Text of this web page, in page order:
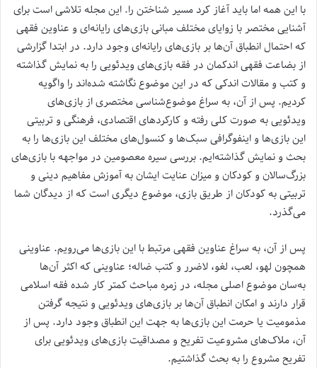
با این همه اما باید آغاز کرد مسیر شناختن را. این مجله تلاشی است برای
آشنایی مختصر با زوایای مختلف مبانی بازی‌های رایانه‌ای و عناوین فقهی
که احتمال انطباق آن‌ها بر بازی‌های رایانه‌ای وجود دارد. در ابتدا گزارشی
از بضاعت فقهی اندکمان در فقه بازی‌های ویدئویی را به نمایش گذاشته‌
و کتب و مقالات اندکی که در این موضوع نگاشته شده‌اند را واگویه
کردیم. پس از آن، به سراغ موضوع‌شناسی مختصری از بازی‌های
ویدئویی به صورت کلی رفته و کارکردهای اقتصادی، فرهنگی و تربیتی
این بازی‌ها و اینفوگرافی سبک‌ها و کنسول‌های مختلف این بازی‌ها را به
بحث و نمایش گذاشته‌ایم. بررسی سیره معصومین در مواجهه با بازی‌های
بزرگ‌سالان و کودکان و میزان عنایت ایشان به آموزش مفاهیم دینی و
تربیتی به کودکان از طریق بازی، موضوع دیگری است که از دیدگان شما
می‌گذرد.
پس از آن، به سراغ عناوین فقهی مرتبط با این بازی‌ها می‌رویم. عناوینی
همچون لهو، لعب، لغو، لاضرر و کتب ضاله؛ عناوینی که اکثر آن‌ها
به‌سان موضوع اصلی مجله، در زمره مباحث کمتر کار شده فقه اسلامی
قرار دارند و امکان انطباق آن‌ها بر بازی‌های ویدئویی و نتیجه گرفتن
مذمومیت یا حرمت این بازی‌ها به جهت این انطباق وجود دارد. پس از
آن، ملاک‌های مشروعیت تفریح و مصداقیت بازی‌های ویدئویی برای
تفریح مشروع را به بحث گذاشتیم.